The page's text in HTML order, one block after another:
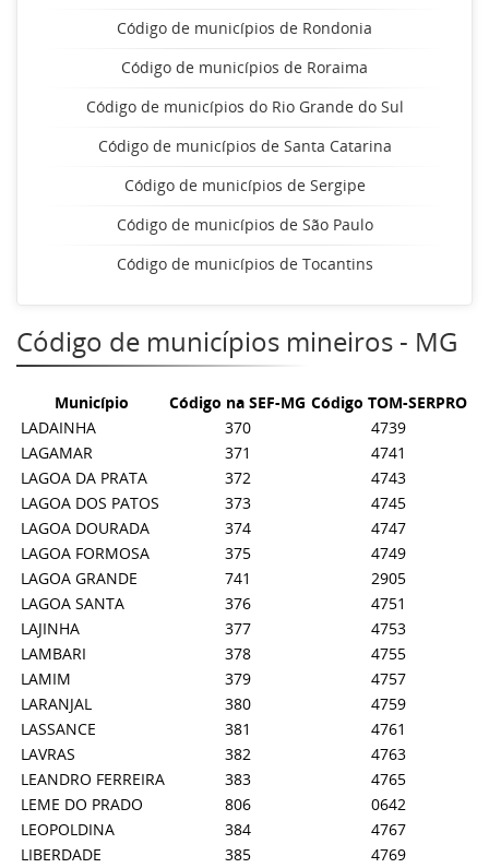
Código de municípios de Rondonia
Código de municípios de Roraima
Código de municípios do Rio Grande do Sul
Código de municípios de Santa Catarina
Código de municípios de Sergipe
Código de municípios de São Paulo
Código de municípios de Tocantins
Código de municípios mineiros - MG
Município Código na SEF-MG Código TOM-SERPRO
LADAINHA
370
4739
LAGAMAR
371
4741
LAGOA DA PRATA
372
4743
LAGOA DOS PATOS
373
4745
LAGOA DOURADA
374
4747
LAGOA FORMOSA
375
4749
LAGOA GRANDE
741
2905
LAGOA SANTA
376
4751
LAJINHA
377
4753
LAMBARI
378
4755
LAMIM
379
4757
LARANJAL
380
4759
LASSANCE
381
4761
LAVRAS
382
4763
LEANDRO FERREIRA
383
4765
LEME DO PRADO
806
0642
LEOPOLDINA
384
4767
LIBERDADE
385
4769